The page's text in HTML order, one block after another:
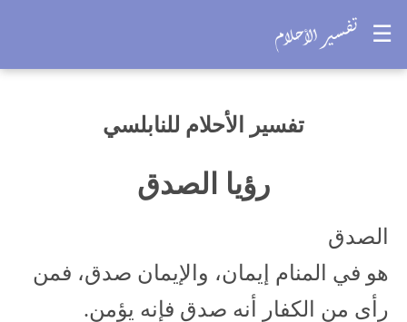
☰
تفسير الأحلام للنابلسي
رؤيا الصدق
الصدق
هو في المنام إيمان، والإيمان صدق، فمن
رأى من الكفار أنه صدق فإنه يؤمن.